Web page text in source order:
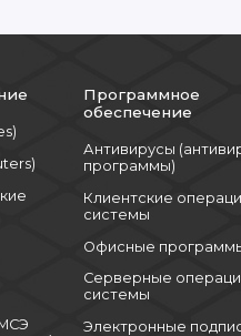
и акселераторов;
заменой
IPMI 2.0.
Программное
обеспечение
Антивирусы
программы)
Клиентские
системы
Офисные
Серверные
системы
Электронные